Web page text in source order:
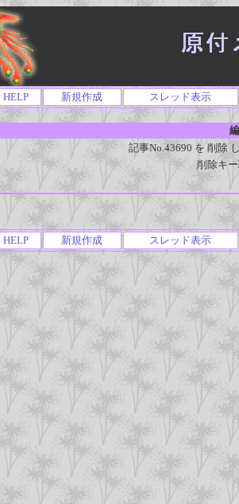
HELP 新規作成 スレッド表示
記事No.43690 を 削除
削除キ
HELP 新規作成 スレッド表示